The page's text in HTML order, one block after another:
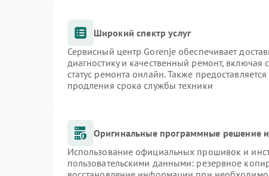
Широкий спектр услуг
Сервисный центр Gorenje обеспечивает
диагностику и качественный ремонт,
статус ремонта онлайн. Также
продления срока службы техники
Оригинальные программные решение
Использование официальных прошивок и
пользовательскими данными: резервное